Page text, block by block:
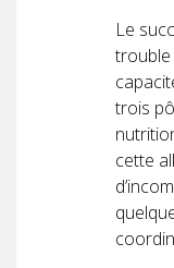
Le
trouble
trois
cette